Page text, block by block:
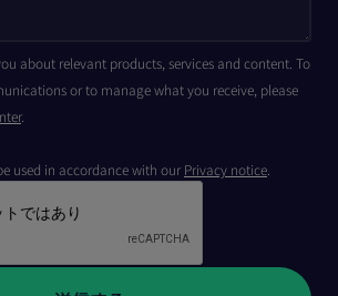
about relevant products, services and content. To
or to manage what you receive, please
.
used in accordance with our Privacy notice